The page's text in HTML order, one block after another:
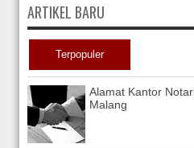
ARTIKEL BARU
Terpopuler
Alamat Kantor
Malang